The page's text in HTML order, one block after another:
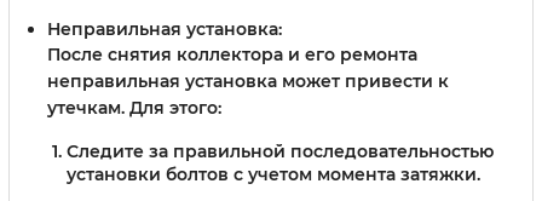
Неправильная установка:
После снятия коллектора и его ремонта
неправильная установка может привести к
утечкам. Для этого:
Следите за правильной последовательностью
установки болтов с учетом момента затяжки.